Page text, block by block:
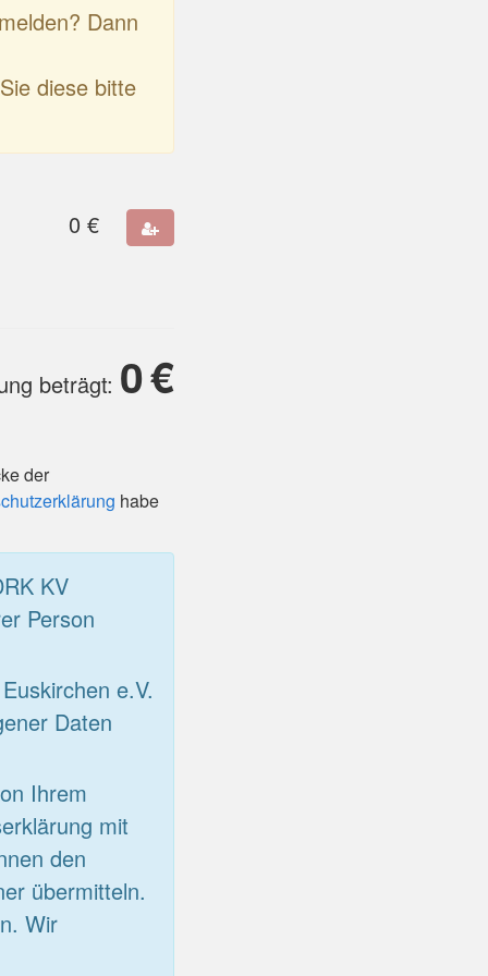
Dann
diese bitte
0 €
beträgt: 0€
der
habe
KV
Person
e.V.
Daten
Ihrem
mit
den
übermitteln.
Wir